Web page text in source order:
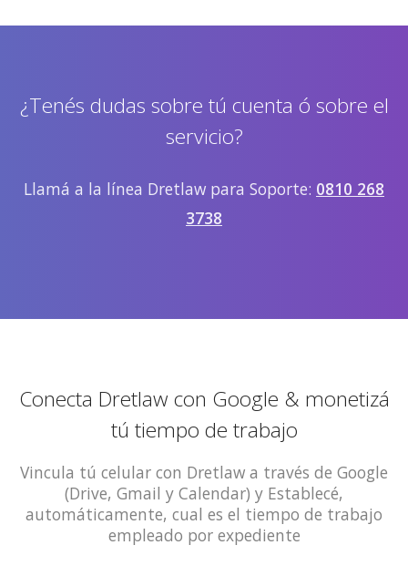
¿Tenés dudas sobre tú cuenta ó sobre el
servicio?
Llamá a la línea Dretlaw para Soporte: 0810 268
3738
Conecta Dretlaw con Google & monetizá
tú tiempo de trabajo
Vincula tú celular con Dretlaw a través de Google
(Drive, Gmail y Calendar) y Establecé,
automáticamente, cual es el tiempo de trabajo
empleado por expediente